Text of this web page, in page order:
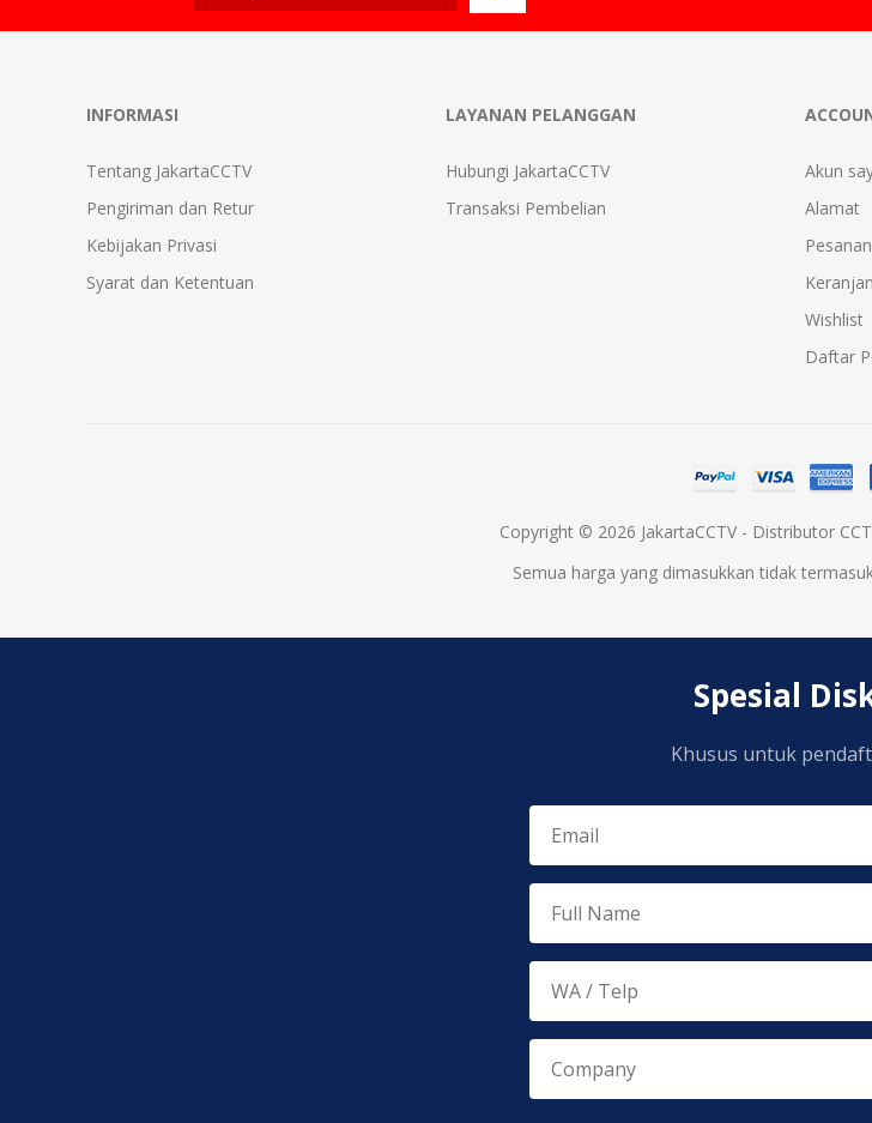
INFORMASI
Tentang JakartaCCTV
Pengiriman dan Retur
Kebijakan Privasi
Syarat dan Ketentuan
LAYANAN PELANGGAN
Hubungi JakartaCCTV
Transaksi Pembelian
Akun
Alamat
Pesanan
Wishlist
Daftar
Copyright © 2026 JakartaCCTV - Distributor
Semua harga yang dimasukkan tidak
Spesial
Khusus untuk